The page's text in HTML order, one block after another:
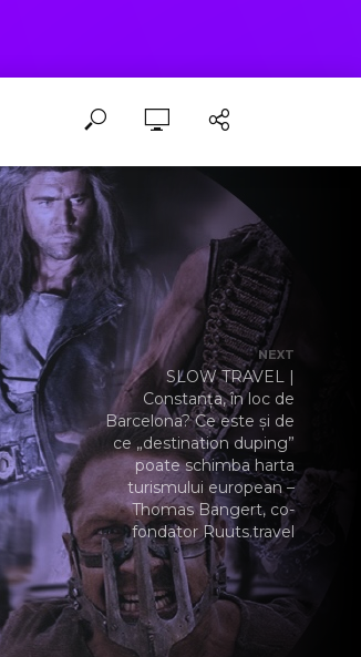
NEXT
SLOW TRAVEL |
Constanța, în loc de
Barcelona? Ce este și de
ce „destination duping”
poate schimba harta
turismului european –
Thomas Bangert, co-
fondator Ruuts.travel